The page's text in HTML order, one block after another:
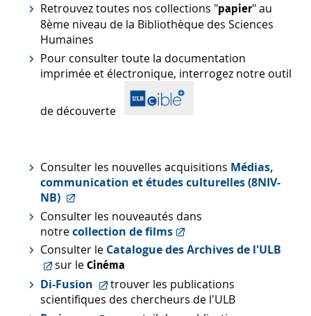
Retrouvez toutes nos collections "papier" au
8ème niveau de la Bibliothèque des Sciences
Humaines
Pour consulter toute la documentation
imprimée et électronique, interrogez notre outil
de découverte
Consulter les nouvelles acquisitions Médias,
communication et études culturelles (8NIV-
NB)
Consulter les nouveautés dans
notrecollection de films
Consulter le Catalogue des Archives de l'ULB
sur le Cinéma
Di-Fusion
trouver les publications
scientifiques des chercheurs de l'ULB